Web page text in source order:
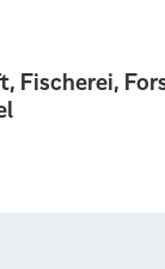
Fischerei,